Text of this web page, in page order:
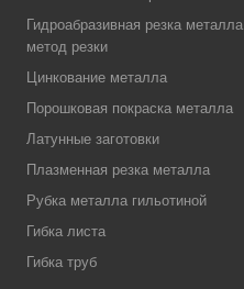
Гидроабразивная резка
метод резки
Цинкование металла
Порошковая покраска металла
Латунные заготовки
Плазменная резка металла
Рубка металла гильотиной
Гибка листа
Гибка труб